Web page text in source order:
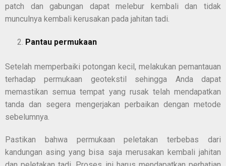
patch dan gabungan dapat melebur kembali dan tidak
munculnya kembali kerusakan pada jahitan tadi.
Pantau permukaan
Setelah memperbaiki potongan kecil, melakukan pemantauan
terhadap permukaan geotekstil sehingga Anda dapat
memastikan semua tempat yang rusak telah mendapatkan
tanda dan segera mengerjakan perbaikan dengan metode
sebelumnya.
Pastikan bahwa permukaan peletakan terbebas dari
kandungan asing yang bisa saja merusakan kembali jahitan